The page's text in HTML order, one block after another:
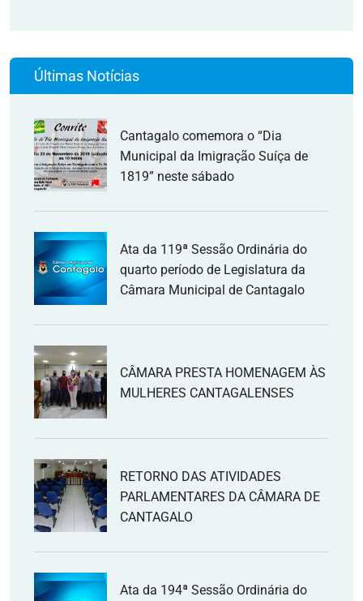
Últimas Notícias
Cantagalo comemora o “Dia
Municipal da Imigração Suíça de
1819” neste sábado
Ata da 119ª Sessão Ordinária do
quarto período de Legislatura da
Câmara Municipal de Cantagalo
CÂMARA PRESTA HOMENAGEM ÀS
MULHERES CANTAGALENSES
RETORNO DAS ATIVIDADES
PARLAMENTARES DA CÂMARA DE
CANTAGALO
Ata da 194ª Sessão Ordinária do